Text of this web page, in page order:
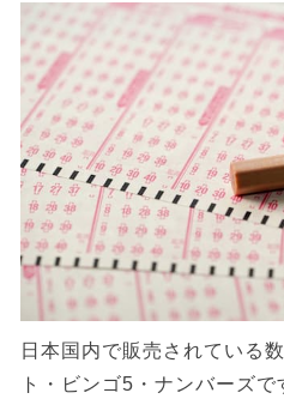
日本国内で販売されている
ト・ビンゴ5・ナンバーズで